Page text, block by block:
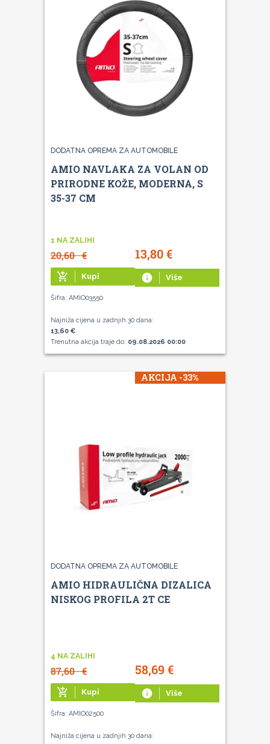
DODATNA OPREMA ZA AUTOMOBILE
AMIO NAVLAKA ZA VOLAN OD
PRIRODNE KOŽE, MODERNA, S
35-37 CM
1 NA ZALIHI
20,60€ 13,80€
add_shopping_cart Kupi info Više
Šifra: AMIO03550
Najniža cijena u zadnjih 30 dana:
13,60 €
Trenutna akcija traje do: 09.08.2026 00:00
AKCIJA -33%
DODATNA OPREMA ZA AUTOMOBILE
AMIO HIDRAULIČNA DIZALICA
NISKOG PROFILA 2T CE
4 NA ZALIHI
87,60€ 58,69€
add_shopping_cart Kupi info Više
Šifra: AMIO02500
Najniža cijena u zadnjih 30 dana: